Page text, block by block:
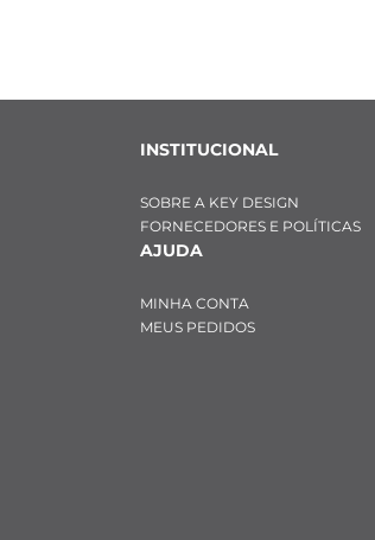
INSTITUCIONAL
SOBRE A KEY DESIGN
FORNECEDORES E POLÍTICAS
AJUDA
MINHA CONTA
MEUS PEDIDOS